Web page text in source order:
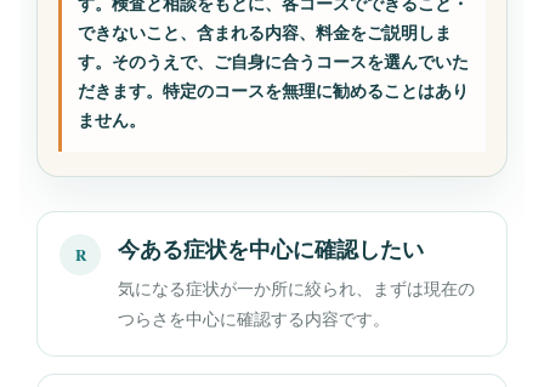
できないこと、含まれる内容、料金をご説明しま
す。そのうえで、ご自身に合うコースを選んでいた
だきます。特定のコースを無理に勧めることはあり
ません。
R 今ある症状を中心に確認したい
気になる症状が一か所に絞られ、まずは現在の
つらさを中心に確認する内容です。